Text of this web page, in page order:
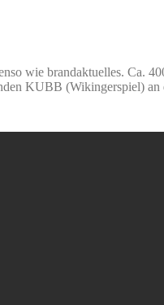
wie brandaktuelles. Ca.
KUBB (Wikingerspiel)